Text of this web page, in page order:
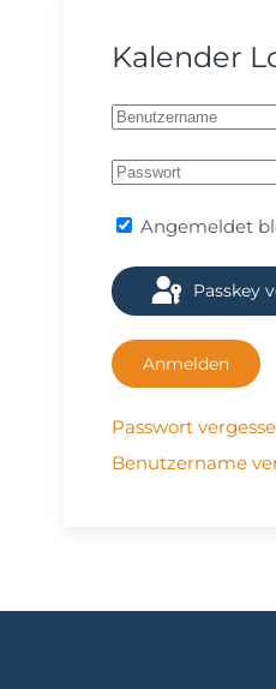
Kalender
Angemeldet
Passkey
Anmelden
Passwort
Benutzername